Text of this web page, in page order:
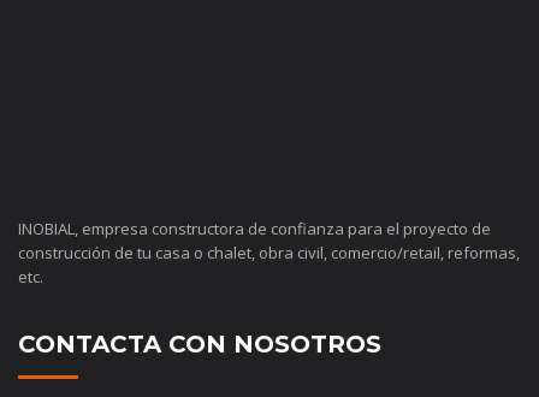
INOBIAL, empresa constructora de confianza para el proyecto de
construcción de tu casa o chalet, obra civil, comercio/retail, reformas,
etc.
CONTACTA CON NOSOTROS